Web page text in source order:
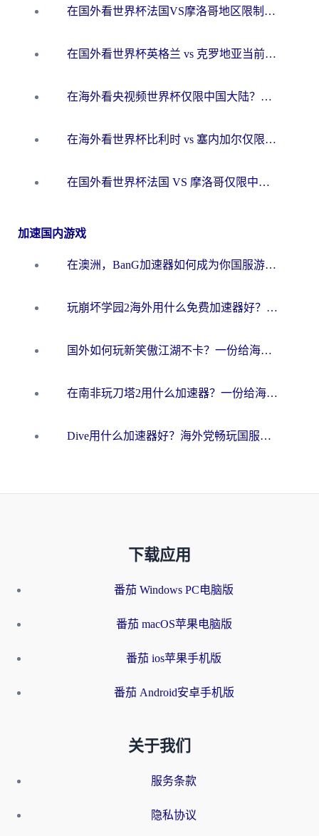
在国外看世界杯法国VS摩洛哥地区限制？这篇指南让你流畅看中文解说无压力
在国外看世界杯英格兰 vs 克罗地亚当前地区不可播放？这篇指南帮你搞定所有海外观赛难题
在海外看央视频世界杯仅限中国大陆？这篇指南帮你解锁中文解说+无卡顿直播
在海外看世界杯比利时 vs 塞内加尔仅限中国大陆？我找到了最流畅的中文解说之路
在国外看世界杯法国 VS 摩洛哥仅限中国大陆？海外党这样看中文解说赛事不卡顿
加速国内游戏
在澳洲，BanG加速器如何成为你国服游戏的“时光机”？
玩崩坏学园2海外用什么免费加速器好？2026海外党亲测国服游戏加速指南
国外如何玩新笑傲江湖不卡？一份给海外游子的终极网络指南
在南非玩刀塔2用什么加速器？一份给海外游子的终极生存指南
Dive用什么加速器好？海外党畅玩国服游戏的终极避坑指南
下载应用
番茄 Windows PC电脑版
番茄 macOS苹果电脑版
番茄 ios苹果手机版
番茄 Android安卓手机版
关于我们
服务条款
隐私协议